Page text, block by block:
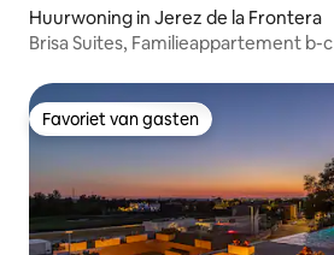
Huurwoning in Jerez de la Frontera
Brisa Suites, Familieappartement b-c
Favoriet van gasten
Favoriet van gasten